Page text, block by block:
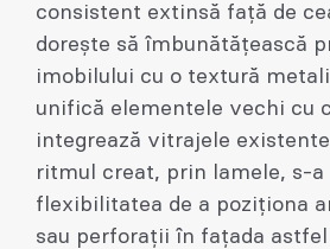
consistent extinsă față de
dorește să îmbunătățească
imobilului cu o textură
unifică elementele vechi cu
integrează vitrajele
ritmul creat, prin lamele, s-a
flexibilitatea de a poziționa
sau perforații în fațada